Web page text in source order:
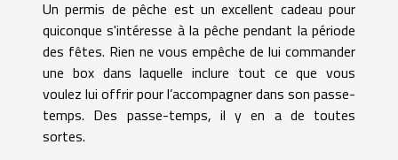
Un permis de pêche est un excellent cadeau pour
quiconque s'intéresse à la pêche pendant la période
des fêtes. Rien ne vous empêche de lui commander
une box dans laquelle inclure tout ce que vous
voulez lui offrir pour l’accompagner dans son passe-
temps. Des passe-temps, il y en a de toutes
sortes.